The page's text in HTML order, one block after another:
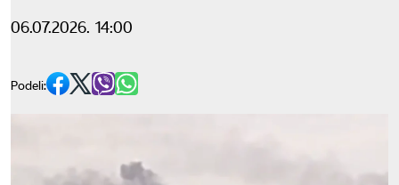
06.07.2026. 14:00
Podeli: